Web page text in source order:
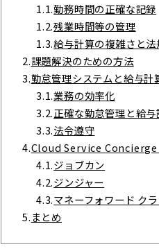
1.1.勤務時間の正確な記録
1.2.残業時間等の管理
1.3.給与計算の複雑さと
2.課題解決のための方法
3.勤怠管理システムと給与計
3.1.業務の効率化
3.2.正確な勤怠管理と給与
3.3.法令遵守
4.Cloud Service Concierge
4.1.ジョブカン
4.2.ジンジャー
4.3.マネーフォワード ク
5.まとめ